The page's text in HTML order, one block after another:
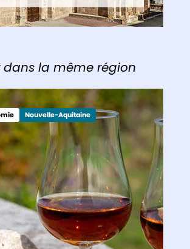
dans la même région
Nouvelle-Aquitaine